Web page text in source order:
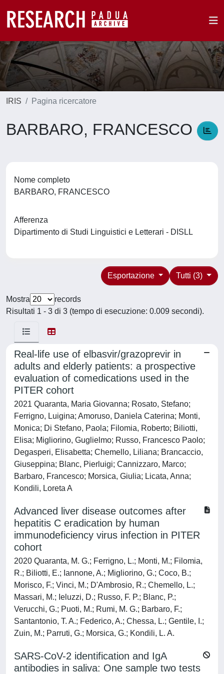
IRIS Pagina ricercatore
BARBARO, FRANCESCO
Nome completo
BARBARO, FRANCESCO
Afferenza
Dipartimento di Studi Linguistici e Letterari - DISLL
Tutti (3)
Esportazione
Mostra
records
Risultati 1 - 3 di 3 (tempo di esecuzione: 0.009 secondi).
Real-life use of elbasvir/grazoprevir in
adults and elderly patients: a prospective
evaluation of comedications used in the
PITER cohort
2021 Quaranta, Maria Giovanna; Rosato, Stefano;
Ferrigno, Luigina; Amoruso, Daniela Caterina; Monti,
Monica; Di Stefano, Paola; Filomia, Roberto; Biliotti,
Elisa; Migliorino, Guglielmo; Russo, Francesco Paolo;
Degasperi, Elisabetta; Chemello, Liliana; Brancaccio,
Giuseppina; Blanc, Pierluigi; Cannizzaro, Marco;
Barbaro, Francesco; Morsica, Giulia; Licata, Anna;
Kondili, Loreta A
Advanced liver disease outcomes after
hepatitis C eradication by human
immunodeficiency virus infection in PITER
cohort
2020 Quaranta, M. G.; Ferrigno, L.; Monti, M.; Filomia,
R.; Biliotti, E.; Iannone, A.; Migliorino, G.; Coco, B.;
Morisco, F.; Vinci, M.; D'Ambrosio, R.; Chemello, L.;
Massari, M.; Ieluzzi, D.; Russo, F. P.; Blanc, P.;
Verucchi, G.; Puoti, M.; Rumi, M. G.; Barbaro, F.;
Santantonio, T. A.; Federico, A.; Chessa, L.; Gentile, I.;
Zuin, M.; Parruti, G.; Morsica, G.; Kondili, L. A.
SARS-CoV-2 identification and IgA
antibodies in saliva: One sample two tests